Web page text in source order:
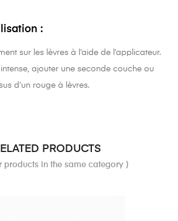
:
sur les lèvres à l’aide de l’applicateur.
ajouter une seconde couche ou
d’un rouge à lèvres.
PRODUCTS
products in the same category )